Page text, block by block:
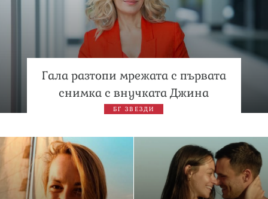
Гала разтопи мрежата с първата
снимка с внучката Джина
БГ ЗВЕЗДИ